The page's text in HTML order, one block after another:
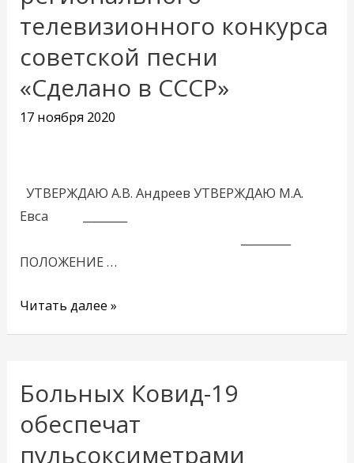
телевизионного конкурса
советской песни
«Сделано в СССР»
17 ноября 2020
УТВЕРЖДАЮ А.В. Андреев УТВЕРЖДАЮ М.А.
Евса ________
ПОЛОЖЕНИЕ …
регионального
конкурса
советской
песни
Читать далее »
Больных Ковид-19
обеспечат
пульсоксиметрами
Больных
Ковид-19
обеспечат
пульсоксиметрами